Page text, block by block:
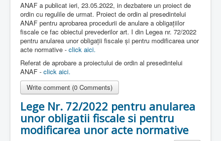
ANAF a publicat ieri, 23.05.2022, in dezbatere un proiect de
ordin cu regulile de urmat. Proiect de ordin al presedintelui
ANAF pentru aprobarea procedurii de anulare a obligațiilor
fiscale ce fac obiectul prevederilor art. I din Legea nr. 72/2022
pentru anularea unor obligații fiscale și pentru modificarea unor
acte normative - click aici.
Referat de aprobare a proiectului de ordin al presedintelui
ANAF - click aici.
Write comment (0 Comments)
Lege Nr. 72/2022 pentru anularea
unor obligatii fiscale si pentru
modificarea unor acte normative